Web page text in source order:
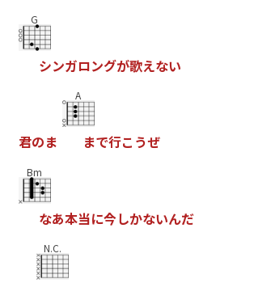
G
シンガロングが歌えない
君のま
A
まで行こ うぜ
Bm
なあ本当に今しかないんだ
N.C.